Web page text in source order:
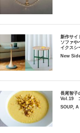
新作サイ
ソファや
イクスシ
New
長尾智子
Vol.19
SOUP,